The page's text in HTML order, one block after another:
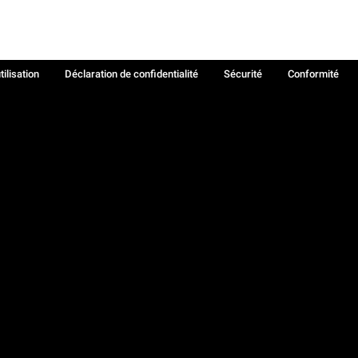
Déclaration de confidentialité Sécurité
Conformité